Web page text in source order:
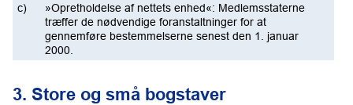
»Opretholdelse af nettets enhed«: Medlemsstaterne
træffer de nødvendige foranstaltninger for at
gennemføre bestemmelserne senest den 1. januar
2000.
3. Store og små bogstaver